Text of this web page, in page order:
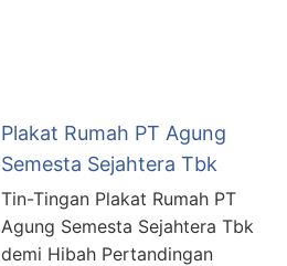
Plakat Rumah PT Agung
Semesta Sejahtera Tbk
Tin-Tingan Plakat Rumah PT
Agung Semesta Sejahtera Tbk
demi Hibah Pertandingan